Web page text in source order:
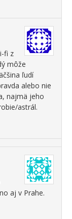
fi z
môže
ľudí
alebo nie
najmä jeho
astrál.
aj v Prahe.